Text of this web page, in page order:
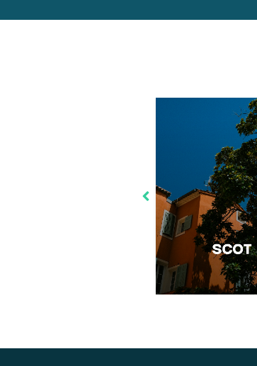
Un SCOT
Cohérence
est un
d’urbanisme
place à